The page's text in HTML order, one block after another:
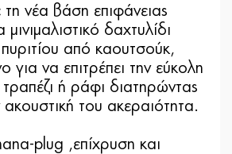
τη νέα βάση επιφάνειας
δαχτυλίδι
πυριτίου από καουτσούκ,
για να επιτρέπει την εύκολη
ή ράφι διατηρώντας
του ακεραιότητα.
plug ,επίχρυση και